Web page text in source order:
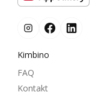
Kimbino
FAQ
Kontakt